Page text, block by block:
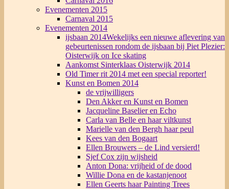
Evenementen 2015
Carnaval 2015
Evenementen 2014
ijsbaan 2014Wekelijks een nieuwe aflevering van
gebeurtenissen rondom de ijsbaan bij Piet Plezier:
Oisterwijk on Ice skating
Aankomst Sinterklaas Oisterwijk 2014
Old Timer rit 2014 met een special reporter!
Kunst en Bomen 2014
de vrijwilligers
Den Akker en Kunst en Bomen
Jacqueline Baselier en Echo
Carla van Belle en haar viltkunst
Marielle van den Bergh haar peul
Kees van den Bogaart
Ellen Brouwers – de Lind versierd!
Sjef Cox zijn wijsheid
Anton Dona: vrijheid of de dood
Willie Dona en de kastanjenoot
Ellen Geerts haar Painting Trees